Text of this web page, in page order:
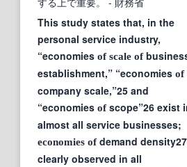
This study states that, in the
personal service industry,
“economies of scale of
establishment,” “economies of
company scale,”25 and
“economies ofscope”26 exist
almost all service businesses;
economies ofdemand
clearly observed in all